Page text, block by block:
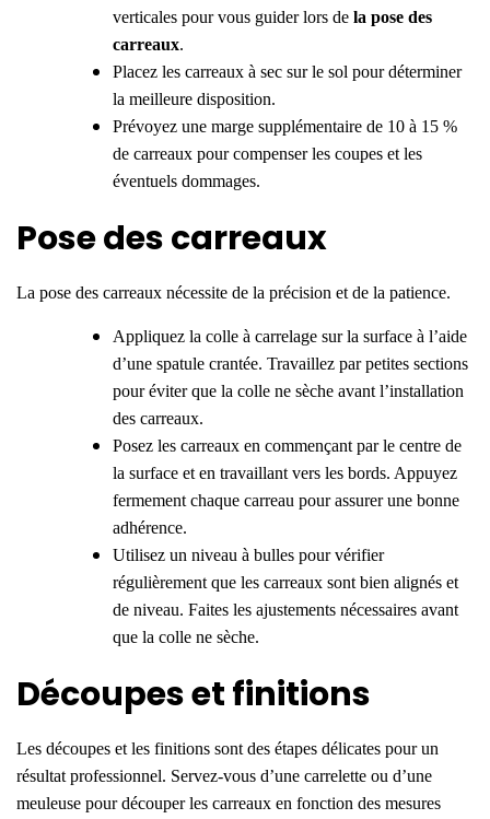
verticales pour vous guider lors de la pose des
carreaux.
Placez les carreaux à sec sur le sol pour déterminer
la meilleure disposition.
Prévoyez une marge supplémentaire de 10 à 15 %
de carreaux pour compenser les coupes et les
éventuels dommages.
Pose des carreaux
La pose des carreaux nécessite de la précision et de la patience.
Appliquez la colle à carrelage sur la surface à l’aide
d’une spatule crantée. Travaillez par petites sections
pour éviter que la colle ne sèche avant l’installation
des carreaux.
Posez les carreaux en commençant par le centre de
la surface et en travaillant vers les bords. Appuyez
fermement chaque carreau pour assurer une bonne
adhérence.
Utilisez un niveau à bulles pour vérifier
régulièrement que les carreaux sont bien alignés et
de niveau. Faites les ajustements nécessaires avant
que la colle ne sèche.
Découpes et finitions
Les découpes et les finitions sont des étapes délicates pour un
résultat professionnel. Servez-vous d’une carrelette ou d’une
meuleuse pour découper les carreaux en fonction des mesures